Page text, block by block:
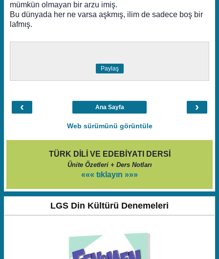
mümkün olmayan bir arzu imiş.
Bu dünyada her ne varsa aşkmış, ilim de sadece boş bir
lafmış.
Paylaş
‹ ›
Ana Sayfa
Web sürümünü görüntüle
TÜRK DİLİ VE EDEBİYATI DERSİ
Ünite Özetleri + Ders Notları
««« tıklayın »»»
LGS Din Kültürü Denemeleri